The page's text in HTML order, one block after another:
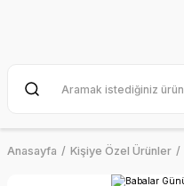
Anasayfa Kişiye Özel Ürünler